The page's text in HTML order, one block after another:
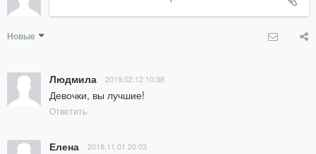
Новые
Людмила 2019.02.12 10:38
Девочки, вы лучшие!
Ответить
Елена 2018.11.01 20:03